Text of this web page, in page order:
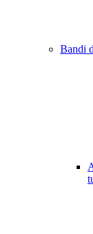
Bandi